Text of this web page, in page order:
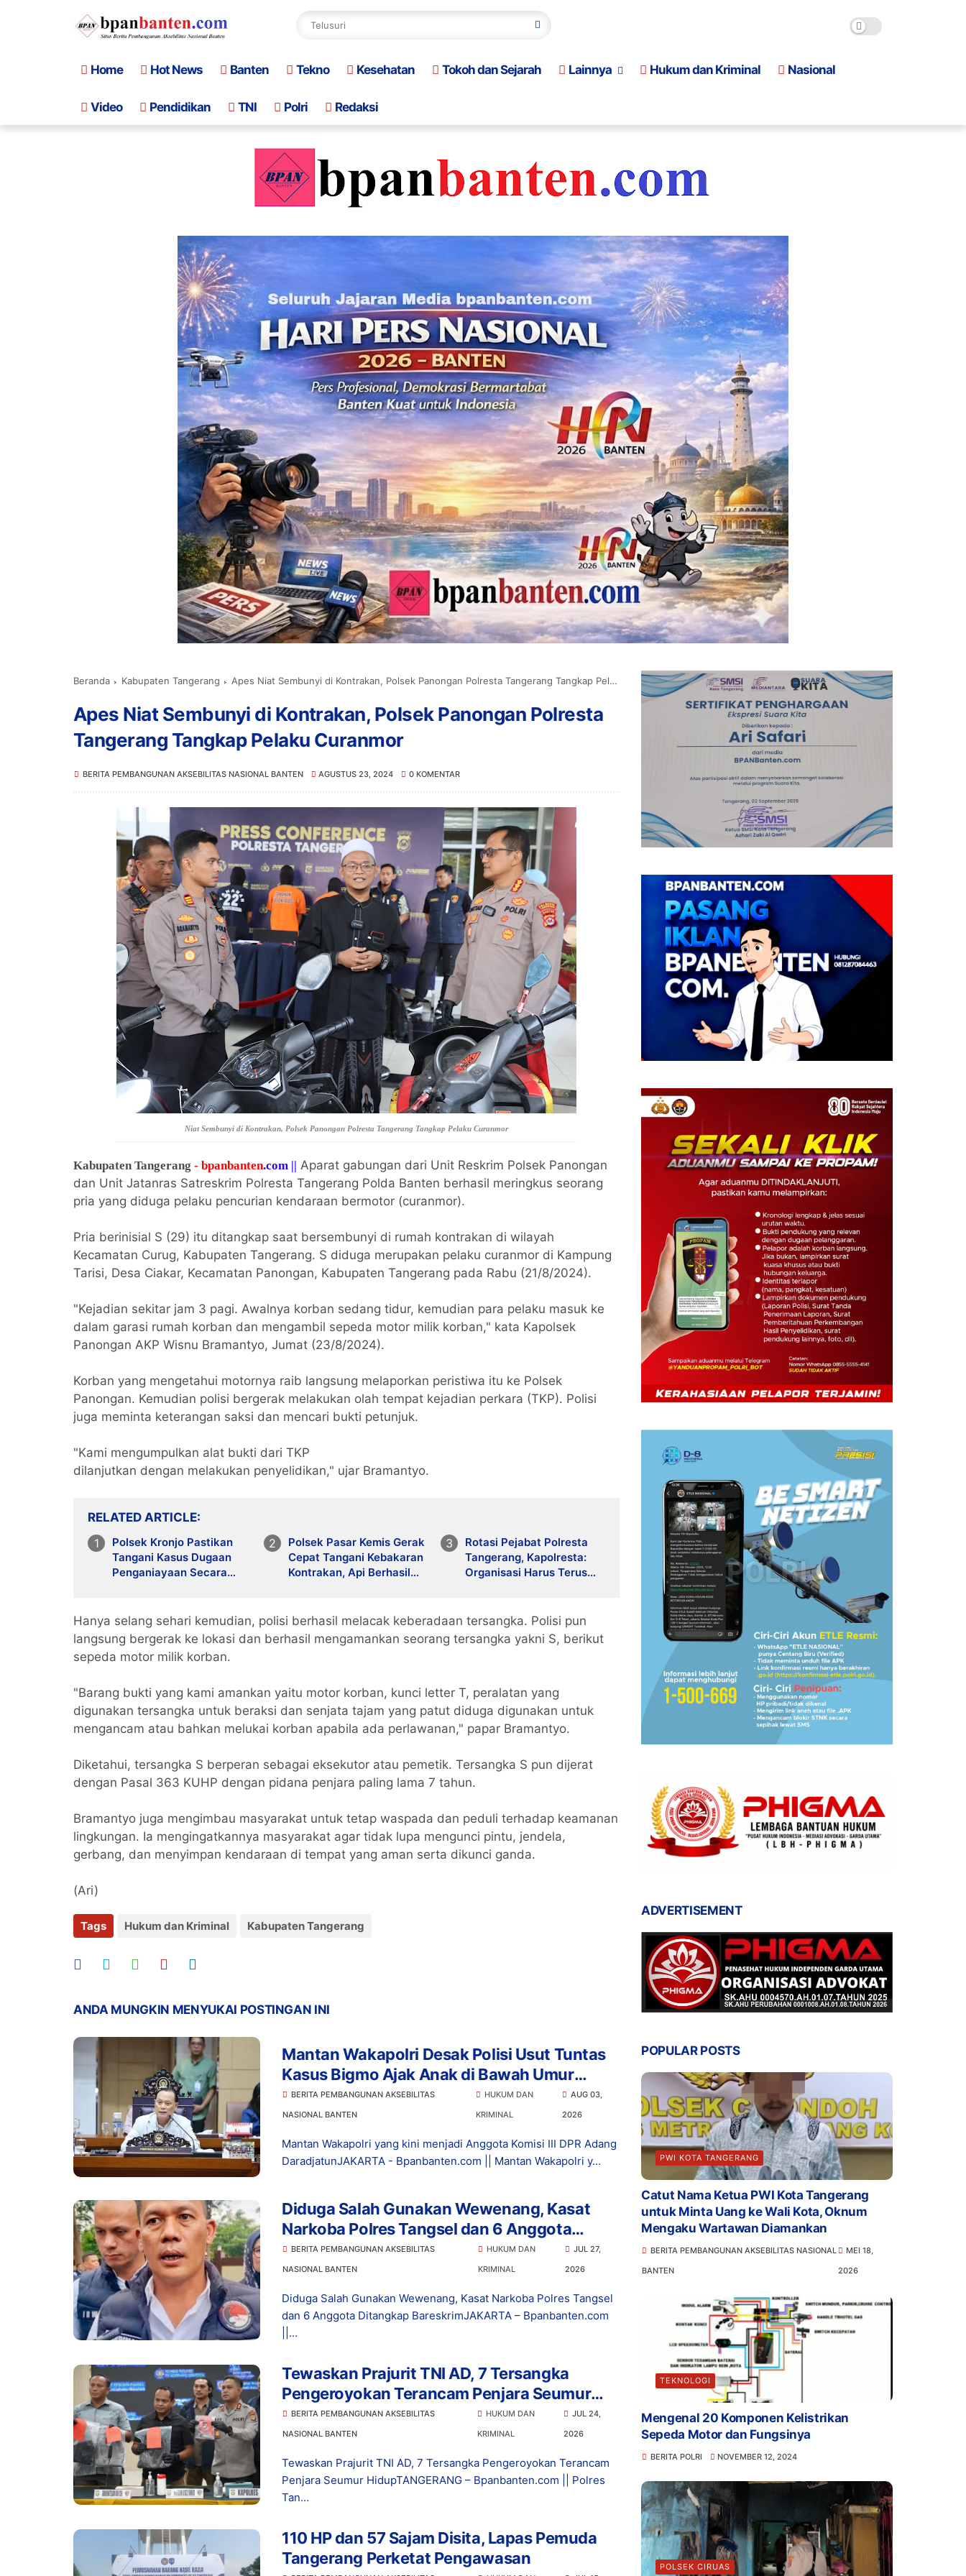
Home Hot News Banten Tekno Kesehatan Tokoh dan Sejarah Lainnya Hukum dan Kriminal Nasional
Video Pendidikan TNI Polri Redaksi
Beranda Kabupaten Tangerang Apes Niat Sembunyi di Kontrakan, Polsek Panongan Polresta Tangerang Tangkap Pelaku Curanmor
Apes Niat Sembunyi di Kontrakan, Polsek Panongan Polresta
Tangerang Tangkap Pelaku Curanmor
BERITA PEMBANGUNAN AKSEBILITAS NASIONAL BANTEN AGUSTUS 23, 2024 0 KOMENTAR
Niat Sembunyi di Kontrakan, Polsek Panongan Polresta Tangerang Tangkap Pelaku Curanmor
Kabupaten Tangerang - bpanbanten.com || Aparat gabungan dari Unit Reskrim Polsek Panongan
dan Unit Jatanras Satreskrim Polresta Tangerang Polda Banten berhasil meringkus seorang
pria yang diduga pelaku pencurian kendaraan bermotor (curanmor).
Pria berinisial S (29) itu ditangkap saat bersembunyi di rumah kontrakan di wilayah
Kecamatan Curug, Kabupaten Tangerang. S diduga merupakan pelaku curanmor di Kampung
Tarisi, Desa Ciakar, Kecamatan Panongan, Kabupaten Tangerang pada Rabu (21/8/2024).
"Kejadian sekitar jam 3 pagi. Awalnya korban sedang tidur, kemudian para pelaku masuk ke
dalam garasi rumah korban dan mengambil sepeda motor milik korban," kata Kapolsek
Panongan AKP Wisnu Bramantyo, Jumat (23/8/2024).
Korban yang mengetahui motornya raib langsung melaporkan peristiwa itu ke Polsek
Panongan. Kemudian polisi bergerak melakukan olah tempat kejadian perkara (TKP). Polisi
juga meminta keterangan saksi dan mencari bukti petunjuk.
"Kami mengumpulkan alat bukti dari TKP
dilanjutkan dengan melakukan penyelidikan," ujar Bramantyo.
RELATED ARTICLE
Polsek Kronjo Pastikan
Tangani Kasus Dugaan
Penganiayaan Secara
Polsek Pasar Kemis Gerak
Cepat Tangani Kebakaran
Kontrakan, Api Berhasil
Rotasi Pejabat Polresta
Tangerang, Kapolresta:
Organisasi Harus Terus
Hanya selang sehari kemudian, polisi berhasil melacak keberadaan tersangka. Polisi pun
langsung bergerak ke lokasi dan berhasil mengamankan seorang tersangka yakni S, berikut
sepeda motor milik korban.
"Barang bukti yang kami amankan yaitu motor korban, kunci letter T, peralatan yang
digunakan tersangka untuk beraksi dan senjata tajam yang patut diduga digunakan untuk
mengancam atau bahkan melukai korban apabila ada perlawanan," papar Bramantyo.
Diketahui, tersangka S berperan sebagai eksekutor atau pemetik. Tersangka S pun dijerat
dengan Pasal 363 KUHP dengan pidana penjara paling lama 7 tahun.
Bramantyo juga mengimbau masyarakat untuk tetap waspada dan peduli terhadap keamanan
lingkungan. Ia mengingatkannya masyarakat agar tidak lupa mengunci pintu, jendela,
gerbang, dan menyimpan kendaraan di tempat yang aman serta dikunci ganda.
(Ari)
Tags Hukum dan Kriminal Kabupaten Tangerang
ANDA MUNGKIN MENYUKAI POSTINGAN INI
Mantan Wakapolri Desak Polisi Usut Tuntas
Kasus Bigmo Ajak Anak di Bawah Umur
Promosikan Vape
BERITA PEMBANGUNAN AKSEBILITAS
NASIONAL BANTEN
HUKUM DAN
KRIMINAL
AUG 03,
2026
Mantan Wakapolri yang kini menjadi Anggota Komisi III DPR Adang
DaradjatunJAKARTA - Bpanbanten.com || Mantan Wakapolri y...
Diduga Salah Gunakan Wewenang, Kasat
Narkoba Polres Tangsel dan 6 Anggota
Ditangkap Bareskrim
BERITA PEMBANGUNAN AKSEBILITAS
NASIONAL BANTEN
HUKUM DAN
KRIMINAL
JUL 27,
2026
Diduga Salah Gunakan Wewenang, Kasat Narkoba Polres Tangsel
dan 6 Anggota Ditangkap BareskrimJAKARTA – Bpanbanten.com
||...
Tewaskan Prajurit TNI AD, 7 Tersangka
Pengeroyokan Terancam Penjara Seumur
Hidup
BERITA PEMBANGUNAN AKSEBILITAS
NASIONAL BANTEN
HUKUM DAN
KRIMINAL
JUL 24,
2026
Tewaskan Prajurit TNI AD, 7 Tersangka Pengeroyokan Terancam
Penjara Seumur HidupTANGERANG – Bpanbanten.com || Polres
Tan...
110 HP dan 57 Sajam Disita, Lapas Pemuda
Tangerang Perketat Pengawasan
ADVERTISEMENT
POPULAR POSTS
PWI KOTA TANGERANG
Catut Nama Ketua PWI Kota Tangerang
untuk Minta Uang ke Wali Kota, Oknum
Mengaku Wartawan Diamankan
BERITA PEMBANGUNAN AKSEBILITAS NASIONAL
BANTEN
MEI 18,
2026
TEKNOLOGI
Mengenal 20 Komponen Kelistrikan
Sepeda Motor dan Fungsinya
BERITA POLRI NOVEMBER 12, 2024
POLSEK CIRUAS